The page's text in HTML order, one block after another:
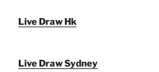
Live Draw Hk
Live Draw Sydney